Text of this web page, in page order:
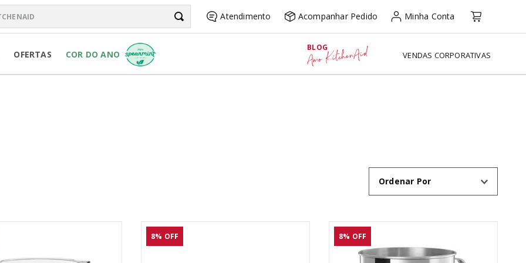
POWER
Atendimento Acompanhar Pedido Minha Conta
OFERTAS COR DO ANO
BLOG
Amo KitchenAid VENDAS CORPORATIVAS
Ordenar Por
8% OFF 8% OFF